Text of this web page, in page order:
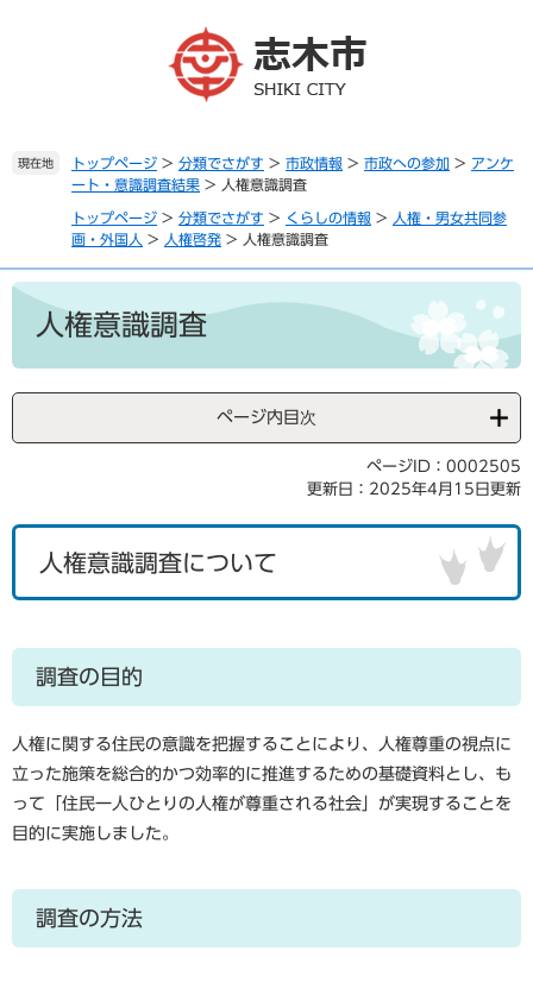
へ
現在地 トップページ > 分類でさがす > 市政情報 > 市政への参加 > アンケ
ート・意識調査結果 > 人権意識調査
トップページ > 分類でさがす > くらしの情報 >
人権・男女共同参
画・外国人 > 人権啓発 > 人権意識調査
本
人権意識調査
ページ内目次
ページID：0002505
更新日：2025年4月15日更新
人権意識調査について
調査の目的
人権に関する住民の意識を把握することにより、人権尊重の視点に
立った施策を総合的かつ効率的に推進するための基礎資料とし、も
って「住民一人ひとりの人権が尊重される社会」が実現することを
目的に実施しました。
調査の方法